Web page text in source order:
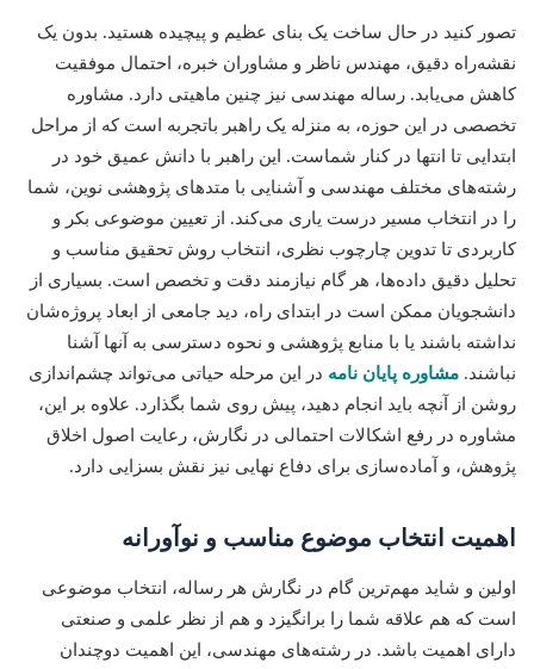
تصور کنید در حال ساخت یک بنای عظیم و پیچیده هستید. بدون یک
نقشه‌راه دقیق، مهندس ناظر و مشاوران خبره، احتمال موفقیت
کاهش می‌یابد. رساله مهندسی نیز چنین ماهیتی دارد. مشاوره
تخصصی در این حوزه، به منزله یک راهبر باتجربه است که از مراحل
ابتدایی تا انتها در کنار شماست. این راهبر با دانش عمیق خود در
رشته‌های مختلف مهندسی و آشنایی با متدهای پژوهشی نوین، شما
را در انتخاب مسیر درست یاری می‌کند. از تعیین موضوعی بکر و
کاربردی تا تدوین چارچوب نظری، انتخاب روش تحقیق مناسب و
تحلیل دقیق داده‌ها، هر گام نیازمند دقت و تخصص است. بسیاری از
دانشجویان ممکن است در ابتدای راه، دید جامعی از ابعاد پروژه‌شان
نداشته باشند یا با منابع پژوهشی و نحوه دسترسی به آنها آشنا
نباشند. مشاوره پایان نامه در این مرحله حیاتی می‌تواند چشم‌اندازی
روشن از آنچه باید انجام دهید، پیش روی شما بگذارد. علاوه بر این،
مشاوره در رفع اشکالات احتمالی در نگارش، رعایت اصول اخلاق
پژوهش، و آماده‌سازی برای دفاع نهایی نیز نقش بسزایی دارد.
اهمیت انتخاب موضوع مناسب و نوآورانه
اولین و شاید مهم‌ترین گام در نگارش هر رساله، انتخاب موضوعی
است که هم علاقه شما را برانگیزد و هم از نظر علمی و صنعتی
دارای اهمیت باشد. در رشته‌های مهندسی، این اهمیت دوچندان